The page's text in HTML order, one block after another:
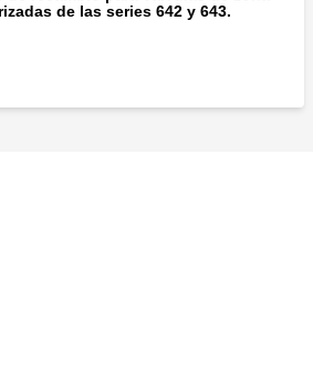
de las series 642 y 643.